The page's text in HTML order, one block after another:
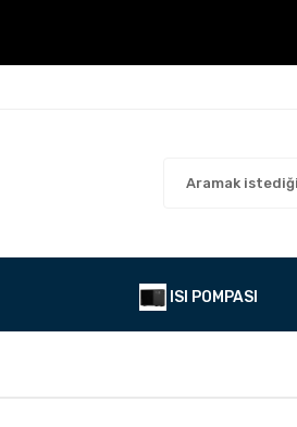
ISI POMPASI